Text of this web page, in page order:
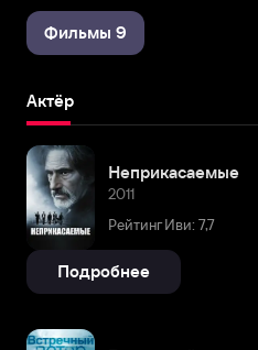
Фильмы 9
Актёр
Неприкасаемые
2011
Рейтинг Иви: 7,7
Подробнее